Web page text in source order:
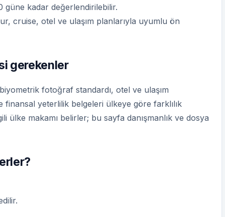
güne kadar değerlendirilebilir.
cruise, otel ve ulaşım planlarıyla uyumlu ön
gerekenler
fotoğraf standardı, otel ve ulaşım
finansal yeterlilik belgeleri ülkeye göre farklılık
ülke makamı belirler; bu sayfa danışmanlık ve dosya